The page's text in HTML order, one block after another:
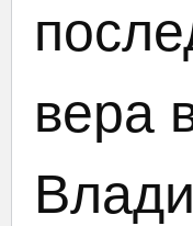
вера